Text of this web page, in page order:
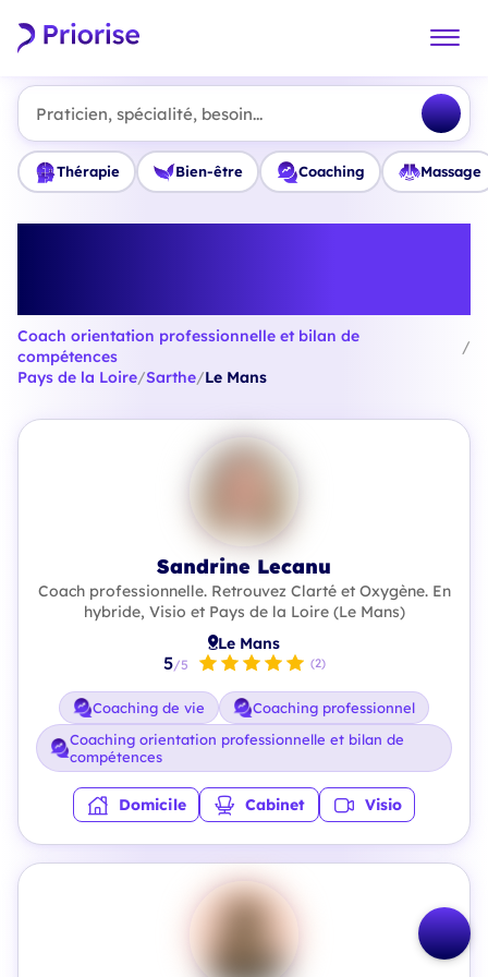
Praticien, spécialité, besoin...
Thérapie Bien-être Coaching Massage
Coach orientation professionnelle et bilan de
compétences
/
Pays de la Loire/Sarthe/Le Mans
Sandrine Lecanu
Coach professionnelle. Retrouvez Clarté et Oxygène. En
hybride, Visio et Pays de la Loire (Le Mans)
Le Mans
5/5 (2)
Coaching de vie
Coaching professionnel
Coaching orientation professionnelle et bilan de
compétences
Domicile Cabinet Visio